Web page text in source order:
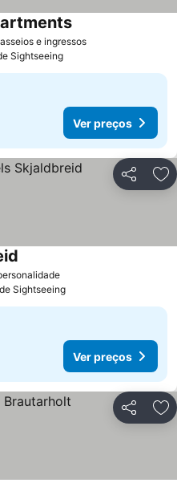
e ingressos
Sightseeing
Ver preços
Partilhar
Sightseeing
Ver preços
Partilhar